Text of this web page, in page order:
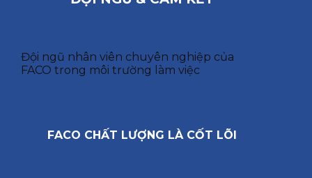
Đội ngũ nhân viên chuyên nghiệp của
FACO trong môi trường làm việc
FACO CHẤT LƯỢNG LÀ CỐT LÕI